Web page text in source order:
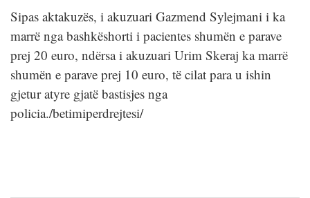
Sipas aktakuzës, i akuzuari Gazmend Sylejmani i ka
marrë nga bashkëshorti i pacientes shumën e parave
prej 20 euro, ndërsa i akuzuari Urim Skeraj ka marrë
shumën e parave prej 10 euro, të cilat para u ishin
gjetur atyre gjatë bastisjes nga
policia./betimiperdrejtesi/